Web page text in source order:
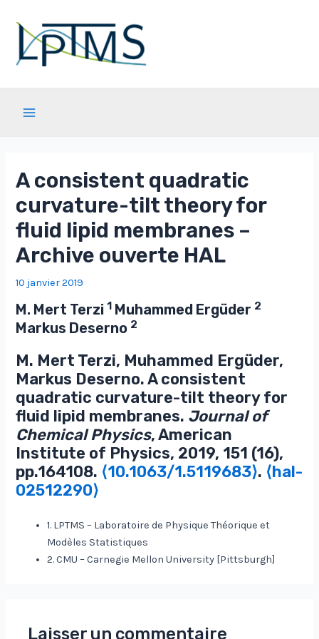
contenu
A consistent quadratic
curvature-tilt theory for
fluid lipid membranes –
Archive ouverte HAL
10 janvier 2019
M. Mert Terzi1 Muhammed Ergüder 2
Markus Deserno 2
M. Mert Terzi, Muhammed Ergüder,
Markus Deserno. A consistent
quadratic curvature-tilt theory for
fluid lipid membranes. Journal of
Chemical Physics, American
Institute of Physics, 2019, 151 (16),
pp.164108. ⟨10.1063/1.5119683⟩. ⟨hal-
02512290⟩
1. LPTMS – Laboratoire de Physique Théorique et
Modèles Statistiques
2. CMU – Carnegie Mellon University [Pittsburgh]
Laisser un commentaire